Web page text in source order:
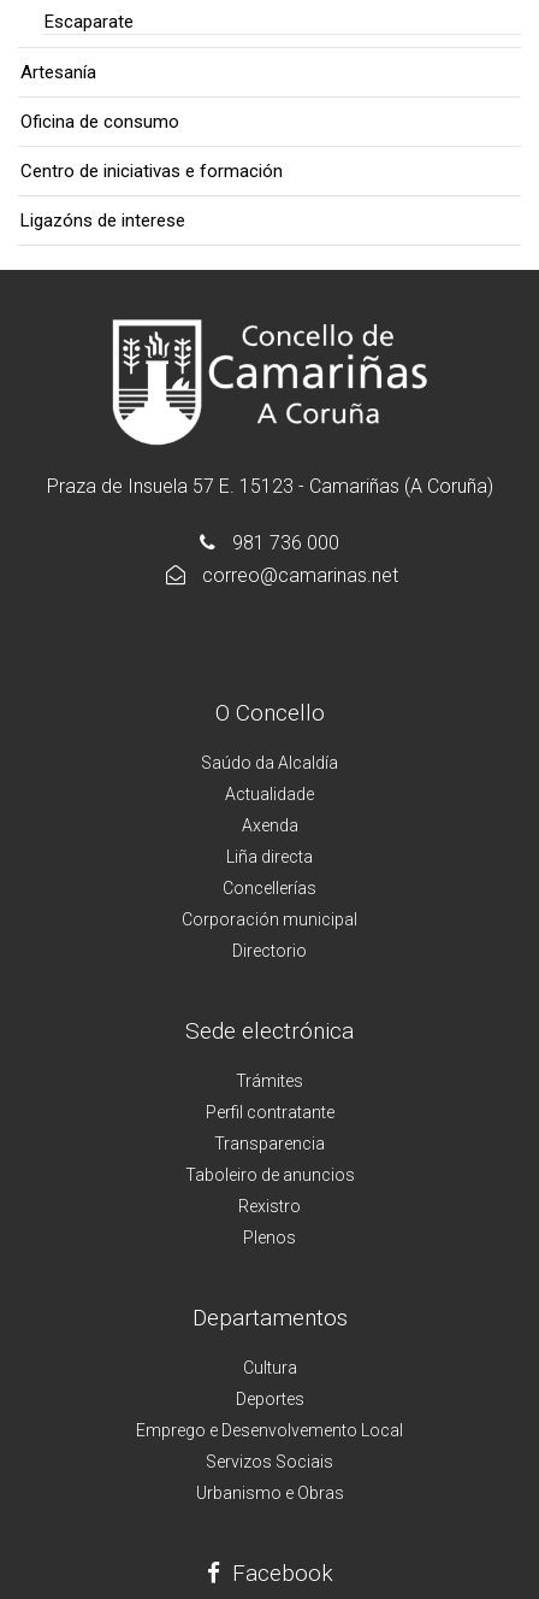
Escaparate
Artesanía
Oficina de consumo
Centro de iniciativas e formación
Ligazóns de interese
Praza de Insuela 57 E. 15123 - Camariñas (A Coruña)
981 736 000
correo@camarinas.net
O Concello
Saúdo da Alcaldía
Actualidade
Axenda
Liña directa
Concellerías
Corporación municipal
Directorio
Sede electrónica
Trámites
Perfil contratante
Transparencia
Taboleiro de anuncios
Rexistro
Plenos
Departamentos
Cultura
Deportes
Emprego e Desenvolvemento Local
Servizos Sociais
Urbanismo e Obras
Facebook